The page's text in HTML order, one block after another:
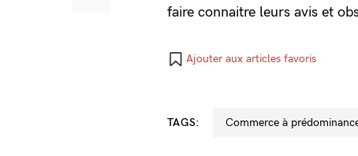
faire connaitre leurs avis et
Ajouter aux articles favoris
TAGS: commerce à